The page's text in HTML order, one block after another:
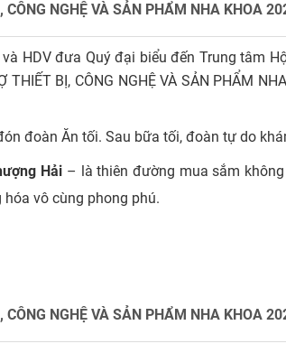
CÔNG NGHỆ VÀ SẢN PHẨM NHA KHOA
HDV đưa Quý đại biểu đến Trung tâm
THIẾT BỊ, CÔNG NGHỆ VÀ SẢN PHẨM
đoàn Ăn tối. Sau bữa tối, đoàn tự do
Hải – là thiên đường mua sắm
hóa vô cùng phong phú.
CÔNG NGHỆ VÀ SẢN PHẨM NHA KHOA